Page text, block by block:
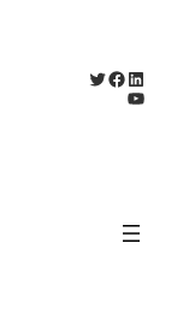
Twitter
Facebook